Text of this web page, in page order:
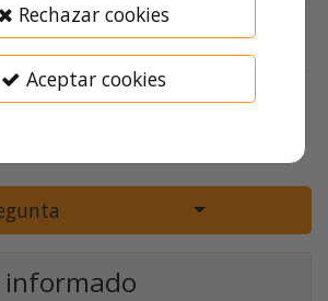
Rechazar cookies
Aceptar cookies
fecha de actividad
un Ticket en Soluntec
Select Post